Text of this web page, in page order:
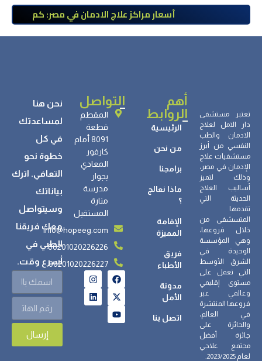
أسعار مراكز علاج الادمان في مصر: كم
تبلغ التكلفة وما الذي يشمله سعر
تعتبر مستشفى
دار الامل لعلاج
الادمان والطب
النفسي من أبرز
مستشفيات علاج
الإدمان في مصر،
وذلك لتميز
أساليب العلاج
الحديثة التي
تقدمها
المتسشفى من
خلال فروعها،
وهي المؤسسة
الوحيدة في
الشرق الأوسط
التي تعمل على
مستوى إقليمي
وعالمي عبر
فروعها المنتشرة
في العالم،
والحائزة على
جائزة أفضل
مجتمع علاجي
لعام 2023/2025.
أهم
الروابط
الرئيسية
من نحن
برامجنا
ماذا نعالج
؟
الإقامة
المميزة
فريق
الأطباء
مدونة
الأمل
اتصل بنا
التواصل
المقطم
قطعة
8091 أمام
كارفور
المعادي
بجوار
مدرسة
منارة
المستقبل
info@hopeeg.com
00201020226226
00201020226227
نحن هنا
لمساعدتك
في كل
خطوة نحو
التعافي. اترك
بياناتك
وسيتواصل
معك فريقنا
الطبي في
أسرع وقت.
إرسال